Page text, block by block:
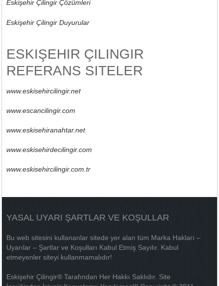
Eskişehir Çilingir Çözümleri
Eskişehir Çilingir Duyurular
ESKIŞEHIR ÇILINGIR
REFERANS SITELER
www.eskisehircilingir.net
www.escancilingir.com
www.eskisehiranahtar.net
www.eskisehirdecilingir.com
www.eskisehircilingir.com.tr
YASAL UYARI ŞARTLAR VE KOŞULLAR
Bu web sitesini kullananlar sitede yer alan tüm Marka Hakları –
Uyarılar – Şartlar ve Koşulları Kabul Etmiş Sayılır. Kabul
etmeyenler siteyi kullanmamalıdır!
Eskişehir Çilingir® Tarafından Her Hakkı Saklıdır. Site